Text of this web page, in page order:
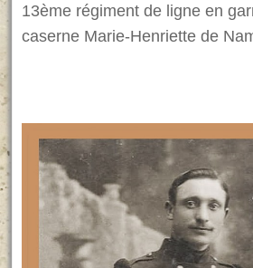
13ème régiment de ligne en
caserne Marie-Henriette de